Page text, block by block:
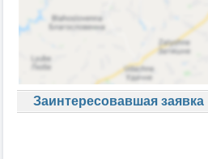
Заинтересовавшая заявка